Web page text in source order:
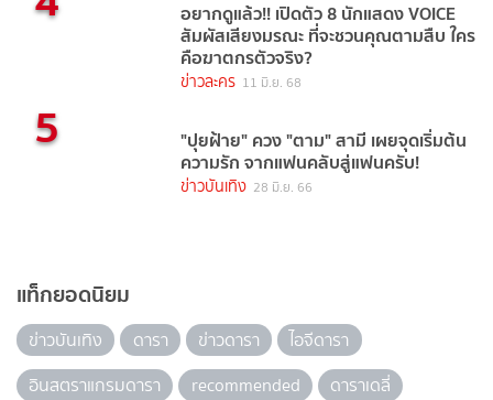
อยากดูแล้ว!! เปิดตัว 8 นักแสดง VOICE
สัมผัสเสียงมรณะ ที่จะชวนคุณตามสืบ ใคร
คือฆาตกรตัวจริง?
ข่าวละคร 11 มิ.ย. 68
5 "ปุยฝ้าย" ควง "ตาม" สามี เผยจุดเริ่มต้น
ความรัก จากแฟนคลับสู่แฟนครับ!
ข่าวบันเทิง 28 มิ.ย. 66
แท็กยอดนิยม
ข่าวบันเทิง ดารา ข่าวดารา
ไอจีดารา
อินสตราแกรมดารา
recommended
ดาราเดลี่